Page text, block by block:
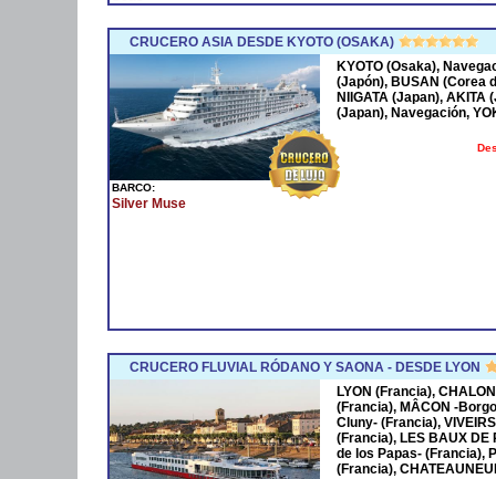
CRUCERO ASIA DESDE KYOTO (OSAKA)
BARCO:
Silver Muse
KYOTO (Osaka),
(Japón), BUSAN (Corea
NIIGATA (Japan), AKITA
(Japan), Navegación,
CRUCERO FLUVIAL RÓDANO Y SAONA - DESDE LYON
LYON (Francia),
(Francia), MÂCON -
Cluny- (Francia),
(Francia), LES BAUX DE
de los Papas- (Francia),
(Francia),